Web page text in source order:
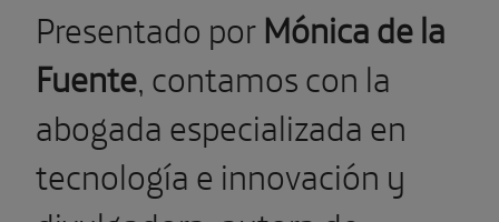
Presentado porMónica de la
Fuente, contamos con la
abogada especializada en
tecnología e innovación y